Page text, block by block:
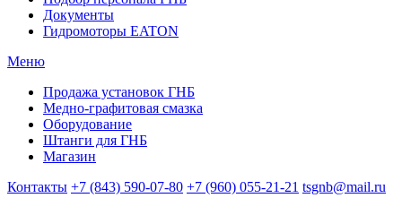
Документы
Гидромоторы EATON
Меню
Продажа установок ГНБ
Медно-графитовая смазка
Оборудование
Штанги для ГНБ
Магазин
Контакты +7 (843) 590-07-80 +7 (960) 055-21-21 tsgnb@mail.ru